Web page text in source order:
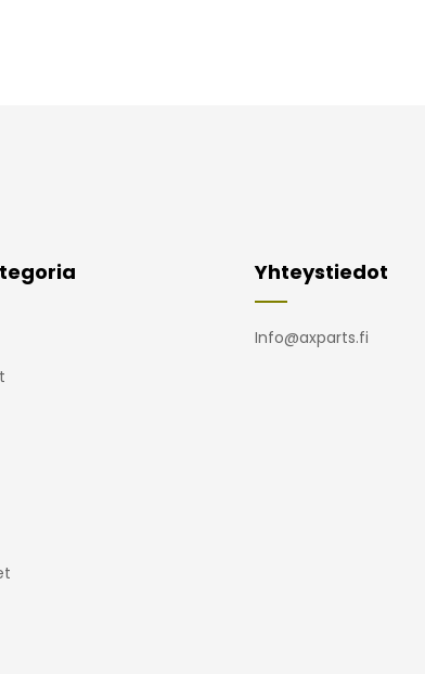
Yhteystiedot
Info@axparts.fi